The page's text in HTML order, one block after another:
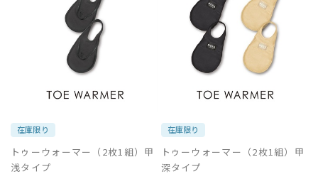
在庫限り
トゥーウォーマー（2枚1組）甲
浅タイプ
在庫限り
トゥーウォーマー（2枚1組）甲
深タイプ